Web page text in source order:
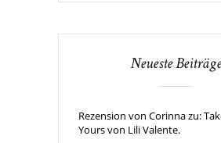
Neueste Beiträge
Rezension von Corinna zu:
Yours von Lili Valente.